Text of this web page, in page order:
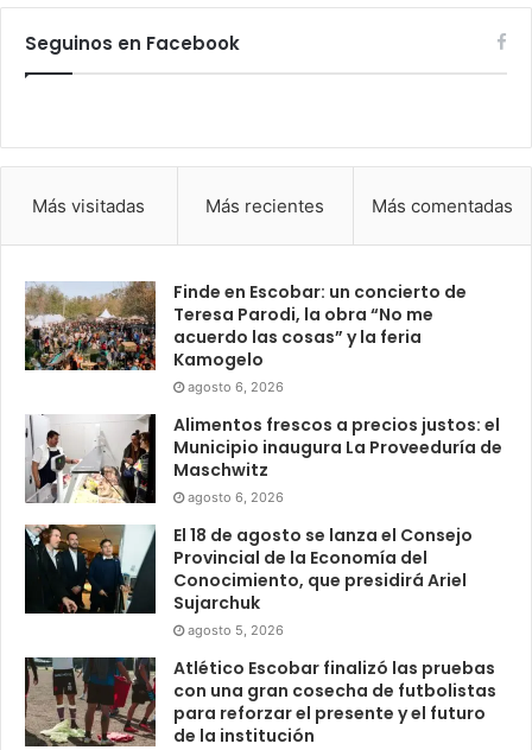
Seguinos en Facebook
Más visitadas Más recientes Más comentadas
Finde en Escobar: un concierto de
Teresa Parodi, la obra “No me
acuerdo las cosas” y la feria
Kamogelo
agosto 6, 2026
Alimentos frescos a precios justos: el
Municipio inaugura La Proveeduría de
Maschwitz
agosto 6, 2026
El 18 de agosto se lanza el Consejo
Provincial de la Economía del
Conocimiento, que presidirá Ariel
Sujarchuk
agosto 5, 2026
Atlético Escobar finalizó las pruebas
con una gran cosecha de futbolistas
para reforzar el presente y el futuro
de la institución